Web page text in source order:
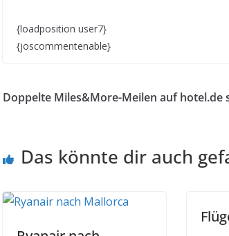
{loadposition user7}
{joscommentenable}
Doppelte Miles&More-Meilen auf hotel.de
Das könnte dir auch